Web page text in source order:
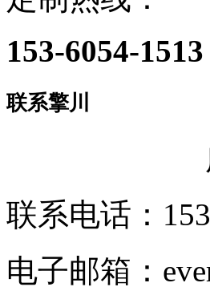
153-6054-1513
联系擎川
联系电话：
电子邮箱：